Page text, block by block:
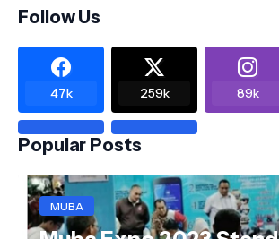
Follow Us
47k 259k 89k
Popular Posts
MUBA